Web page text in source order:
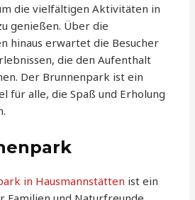
die vielfältigen Aktivitäten in
genießen. Über die
hinaus erwartet die Besucher
die den Aufenthalt
Der Brunnenpark ist ein
für alle, die Spaß und Erholung
in Hausmannstätten ist ein